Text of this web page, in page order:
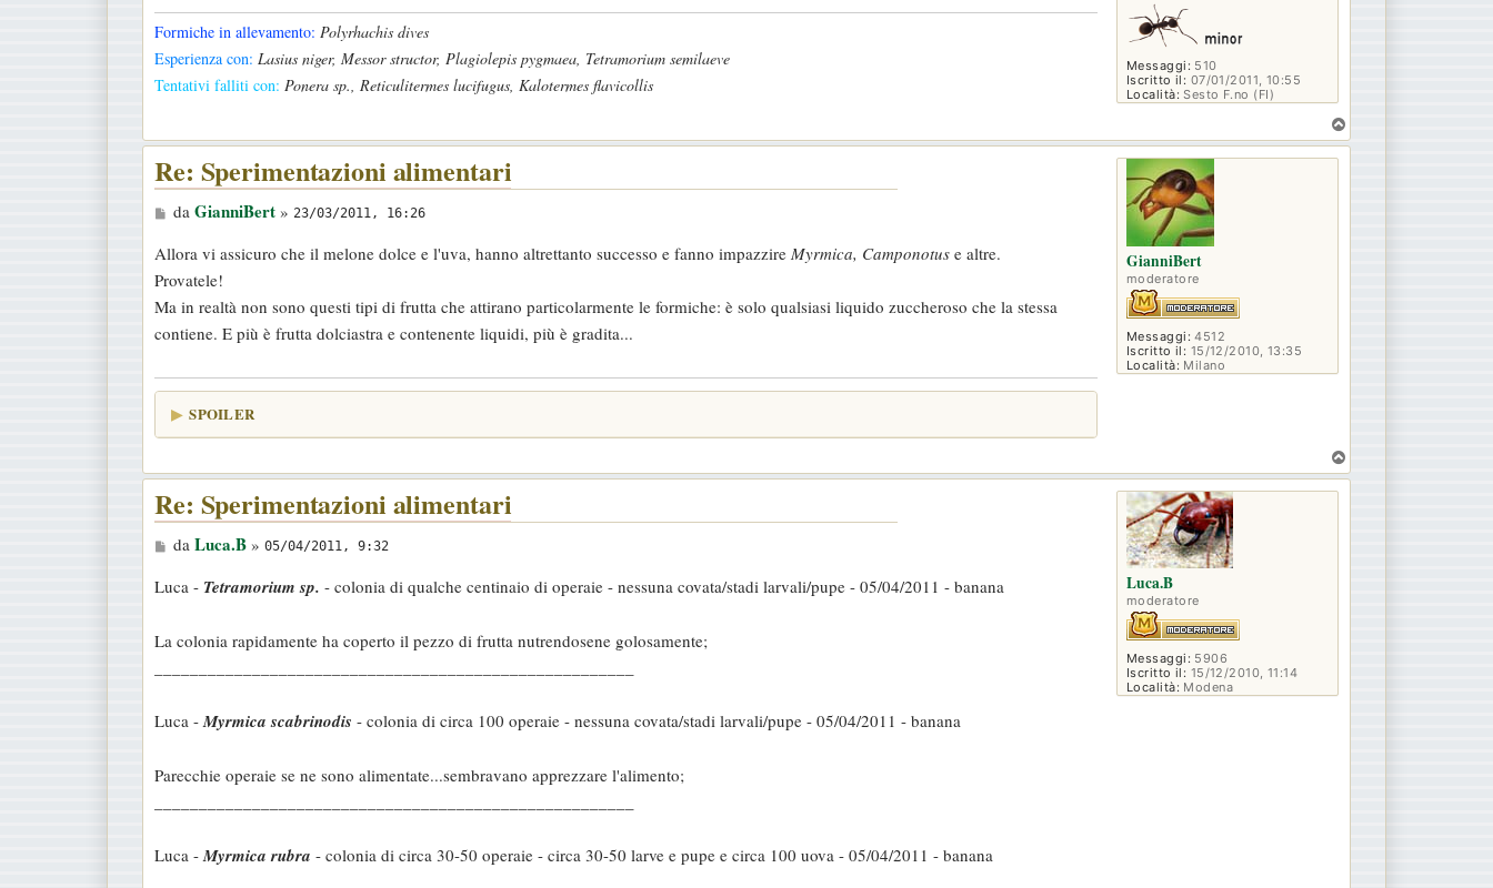
Messaggi: 510
Iscritto il: 07/01/2011, 10:55
Località: Sesto F.no (FI)
i
o
Formiche in allevamento: Polyrhachis dives
Esperienza con: Lasius niger, Messor structor, Plagiolepis pygmaea, Tetramorium semilaeve
Tentativi falliti con: Ponera sp., Reticulitermes lucifugus, Kalotermes flavicollis
o
GianniBert
moderatore
Messaggi: 4512
Iscritto il: 15/12/2010, 13:35
Località: Milano
Re: Sperimentazioni alimentari
M
s
s
a
g
i
o
da GianniBert» 23/03/2011, 16:26
Allora vi assicuro che il melone dolce e l'uva, hanno altrettanto successo e fanno impazzire Myrmica, Camponotus e altre.
Provatele!
Ma in realtà non sono questi tipi di frutta che attirano particolarmente le formiche: è solo qualsiasi liquido zuccheroso che la stessa
contiene. E più è frutta dolciastra e contenente liquidi, più è gradita...
SPOILER
o
Luca.B
moderatore
Messaggi: 5906
Iscritto il: 15/12/2010, 11:14
Località: Modena
Re: Sperimentazioni alimentari
M
s
a
g
i
da Luca.B» 05/04/2011, 9:32
Luca - Tetramorium sp. - colonia di qualche centinaio di operaie - nessuna covata/stadi larvali/pupe - 05/04/2011 - banana
La colonia rapidamente ha coperto il pezzo di frutta nutrendosene golosamente;
Luca -Myrmica scabrinodis - colonia di circa 100 operaie - nessuna covata/stadi larvali/pupe - 05/04/2011 - banana
Parecchie operaie se ne sono alimentate...sembravano apprezzare l'alimento;
Luca -Myrmica rubra - colonia di circa 30-50 operaie - circa 30-50 larve e pupe e circa 100 uova - 05/04/2011 - banana